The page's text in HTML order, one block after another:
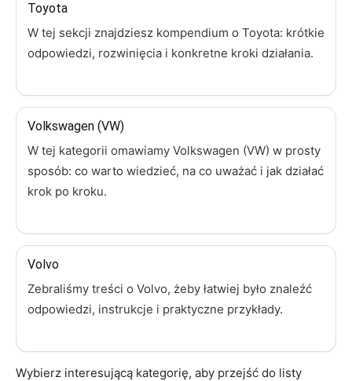
Toyota
W tej sekcji znajdziesz kompendium o Toyota: krótkie
odpowiedzi, rozwinięcia i konkretne kroki działania.
Volkswagen (VW)
W tej kategorii omawiamy Volkswagen (VW) w prosty
sposób: co warto wiedzieć, na co uważać i jak działać
krok po kroku.
Volvo
Zebraliśmy treści o Volvo, żeby łatwiej było znaleźć
odpowiedzi, instrukcje i praktyczne przykłady.
Wybierz interesującą kategorię, aby przejść do listy